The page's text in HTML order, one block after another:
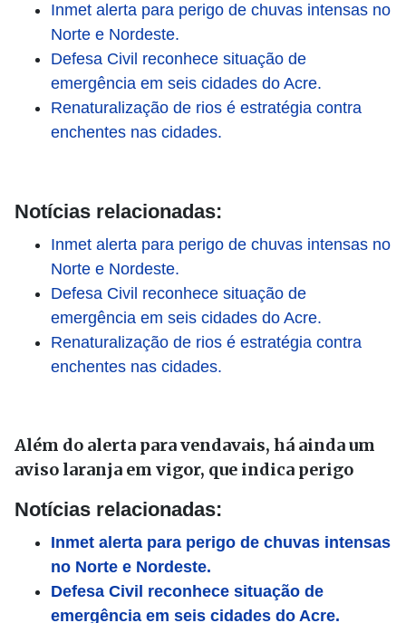
Inmet alerta para perigo de chuvas intensas no
Norte e Nordeste.
Defesa Civil reconhece situação de
emergência em seis cidades do Acre.
Renaturalização de rios é estratégia contra
enchentes nas cidades.
Notícias relacionadas:
Inmet alerta para perigo de chuvas intensas no
Norte e Nordeste.
Defesa Civil reconhece situação de
emergência em seis cidades do Acre.
Renaturalização de rios é estratégia contra
enchentes nas cidades.
Além do alerta para vendavais, há ainda um
aviso laranja em vigor, que indica perigo
Notícias relacionadas:
Inmet alerta para perigo de chuvas intensas
no Norte e Nordeste.
Defesa Civil reconhece situação de
emergência em seis cidades do Acre.